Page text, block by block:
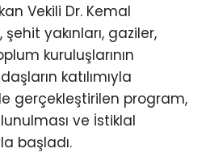
Vekili Dr. Kemal
şehit yakınları, gaziler,
kuruluşlarının
katılımıyla
gerçekleştirilen program,
ve İstiklal
başladı.